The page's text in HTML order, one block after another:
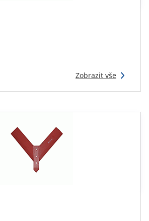
Zobrazit vše